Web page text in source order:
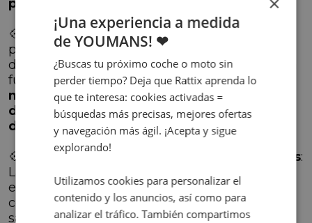
pantallas
💠
Sensores integrados: La plastrónica
permite integrar sensores en cualquier parte
del vehículo, lo que aumenta la seguridad y la
funcionalidad. Estos sensorespueden
monitorizar el entorno del coche, el estado
del conductor e incluso el estado de ánimo
de los pasajeros
💠
Componentes con funciones electrónicas:
La plastrónica permite integrar funciones
electrónicas en todo tipo de elementos del
coche, como los asientos, el volante o el
salpicadero. Estoreduce la necesidad de
¡Una experiencia a medida
de YOUMANS! ❤
¿Buscas tu próximo coche o moto sin
perder tiempo? Deja que Rattix aprenda lo
que te interesa: cookies activadas =
búsquedas más precisas, mejores ofertas
y navegación más ágil. ¡Acepta y sigue
explorando!
Utilizamos cookies para personalizar el
contenido y los anuncios, así como para
analizar el tráfico. También compartimos